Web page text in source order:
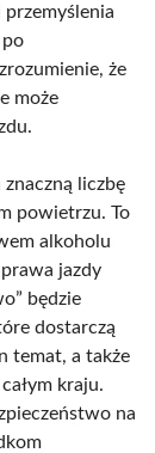
że
może
liczbę
powietrzu. To
alkoholu
jazdy
będzie
dostarczą
temat, a także
kraju.
na